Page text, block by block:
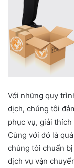
Với những quy
dịch, chúng tôi
phục vụ, giải
Cùng với đó là
chúng tôi chuẩn
dịch vụ vận